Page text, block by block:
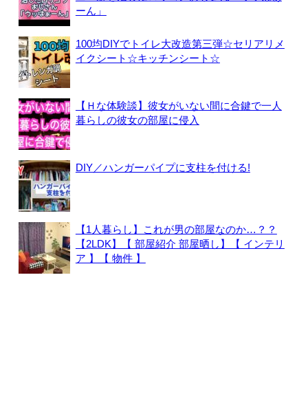
ーん」
100均DIYでトイレ大改造第三弾☆セリアリメ
イクシート☆キッチンシート☆
【Ｈな体験談】彼女がいない間に合鍵で一人
暮らしの彼女の部屋に侵入
DIY／ハンガーパイプに支柱を付ける!
【1人暮らし】これが男の部屋なのか…？？
【2LDK】【 部屋紹介 部屋晒し】【 インテリ
ア 】【 物件 】